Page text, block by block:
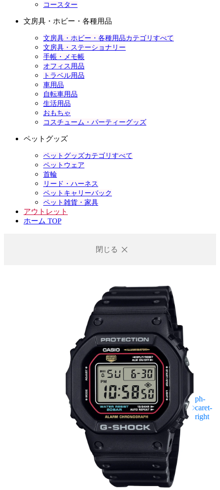
コースター
文房具・ホビー・各種用品
文房具・ホビー・各種用品カテゴリすべて
文房具・ステーショナリー
手帳・メモ帳
オフィス用品
トラベル用品
車用品
自転車用品
生活用品
おもちゃ
コスチューム・パーティーグッズ
ペットグッズ
ペットグッズカテゴリすべて
ペットウェア
首輪
リード・ハーネス
ペットキャリーバック
ペット雑貨・家具
アウトレット
ホーム TOP
閉じる